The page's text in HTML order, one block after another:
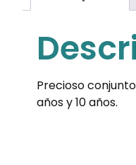
Precioso
años y 10 años.